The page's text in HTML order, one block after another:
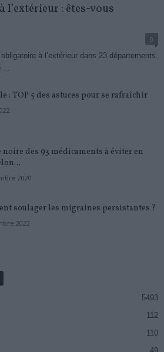
l’extérieur : êtes-vous
0
à l’extérieur dans 23 départements.
: TOP 5 des astuces pour se rafraîchir
noire des 93 médicaments à éviter en
2020
soulager les migraines persistantes ?
2022
5493
112
110